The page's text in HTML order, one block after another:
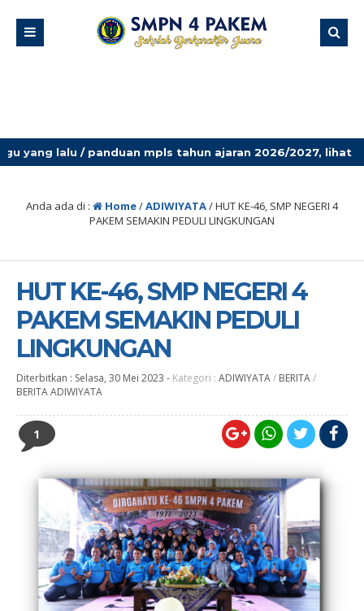
mpls tahun ajaran 2026/2027, lihat di pengumuman
Anda ada di : Home/ADIWIYATA/HUT KE-46, SMP NEGERI 4
PAKEM SEMAKIN PEDULI LINGKUNGAN
HUT KE-46, SMP NEGERI 4
PAKEM SEMAKIN PEDULI
LINGKUNGAN
Diterbitkan : Selasa, 30 Mei 2023 - Kategori : ADIWIYATA/ BERITA/
BERITA ADIWIYATA
1